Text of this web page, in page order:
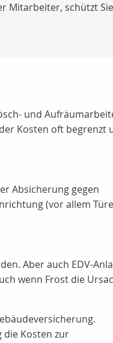
Mitarbeiter, schützt
und
Kosten oft begrenzt
Absicherung gegen
(vor allem
Aber auch EDV-
wenn Frost die
Kosten zur